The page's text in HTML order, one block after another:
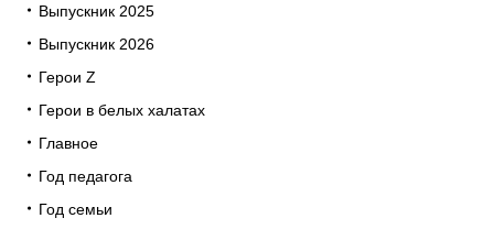
Выпускник 2025
Выпускник 2026
Герои Z
Герои в белых халатах
Главное
Год педагога
Год семьи